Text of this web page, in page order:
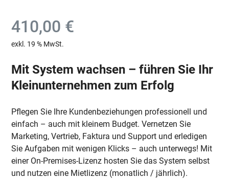
410,00 €
exkl. 19 % MwSt.
Mit System wachsen – führen Sie Ihr
Kleinunternehmen zum Erfolg
Pflegen Sie Ihre Kundenbeziehungen professionell und
einfach – auch mit kleinem Budget. Vernetzen Sie
Marketing, Vertrieb, Faktura und Support und erledigen
Sie Aufgaben mit wenigen Klicks – auch unterwegs! Mit
einer On-Premises-Lizenz hosten Sie das System selbst
und nutzen eine Mietlizenz (monatlich / jährlich).